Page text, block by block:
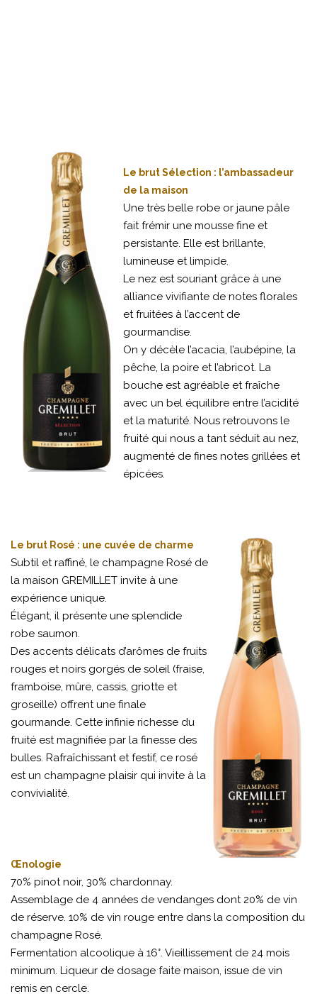
Le brut Sélection : l’ambassadeur
de la maison
Une très belle robe or jaune pâle
fait frémir une mousse fine et
persistante. Elle est brillante,
lumineuse et limpide.
Le nez est souriant grâce à une
alliance vivifiante de notes florales
et fruitées à l’accent de
gourmandise.
On y décèle l’acacia, l’aubépine, la
pêche, la poire et l’abricot. La
bouche est agréable et fraîche
avec un bel équilibre entre l’acidité
et la maturité. Nous retrouvons le
fruité qui nous a tant séduit au nez,
augmenté de fines notes grillées et
épicées.
Le brut Rosé : une cuvée de charme
Subtil et raffiné, le champagne Rosé de
la maison GREMILLET invite à une
expérience unique.
Élégant, il présente une splendide
robe saumon.
Des accents délicats d’arômes de fruits
rouges et noirs gorgés de soleil (fraise,
framboise, mûre, cassis, griotte et
groseille) offrent une finale
gourmande. Cette infinie richesse du
fruité est magnifiée par la finesse des
bulles. Rafraîchissant et festif, ce rosé
est un champagne plaisir qui invite à la
convivialité.
Œnologie
70% pinot noir, 30% chardonnay.
Assemblage de 4 années de vendanges dont 20% de vin
de réserve. 10% de vin rouge entre dans la composition du
champagne Rosé.
Fermentation alcoolique à 16°. Vieillissement de 24 mois
minimum. Liqueur de dosage faite maison, issue de vin
remis en cercle.